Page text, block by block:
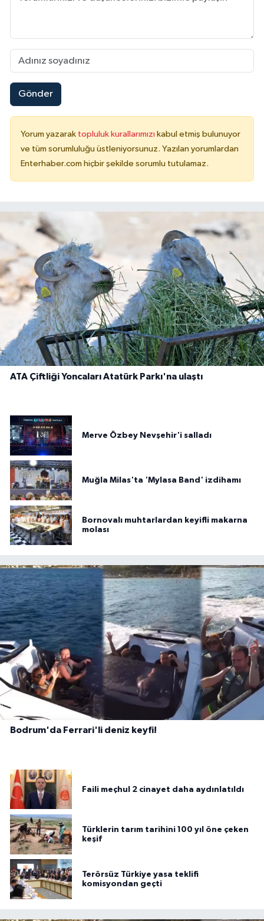
Gönder
Yorum yazarak topluluk kurallarımızı kabul etmiş bulunuyor
ve tüm sorumluluğu üstleniyorsunuz. Yazılan yorumlardan
Enterhaber.com hiçbir şekilde sorumlu tutulamaz.
ATA Çiftliği Yoncaları Atatürk Parkı'na ulaştı
Merve Özbey Nevşehir'i salladı
Muğla Milas'ta 'Mylasa Band' izdihamı
Bornovalı muhtarlardan keyifli makarna
molası
Bodrum'da Ferrari'li deniz keyfi!
Faili meçhul 2 cinayet daha aydınlatıldı
Türklerin tarım tarihini 100 yıl öne çeken
keşif
Terörsüz Türkiye yasa teklifi
komisyondan geçti